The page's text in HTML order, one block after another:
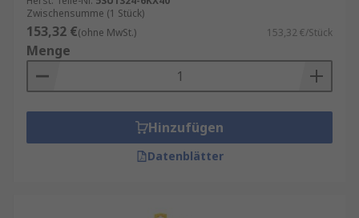
Zwischensumme (1 Stück)
153,32 €(ohne MwSt.) 153,32 €/Stück
Menge
Hinzufügen
Datenblätter